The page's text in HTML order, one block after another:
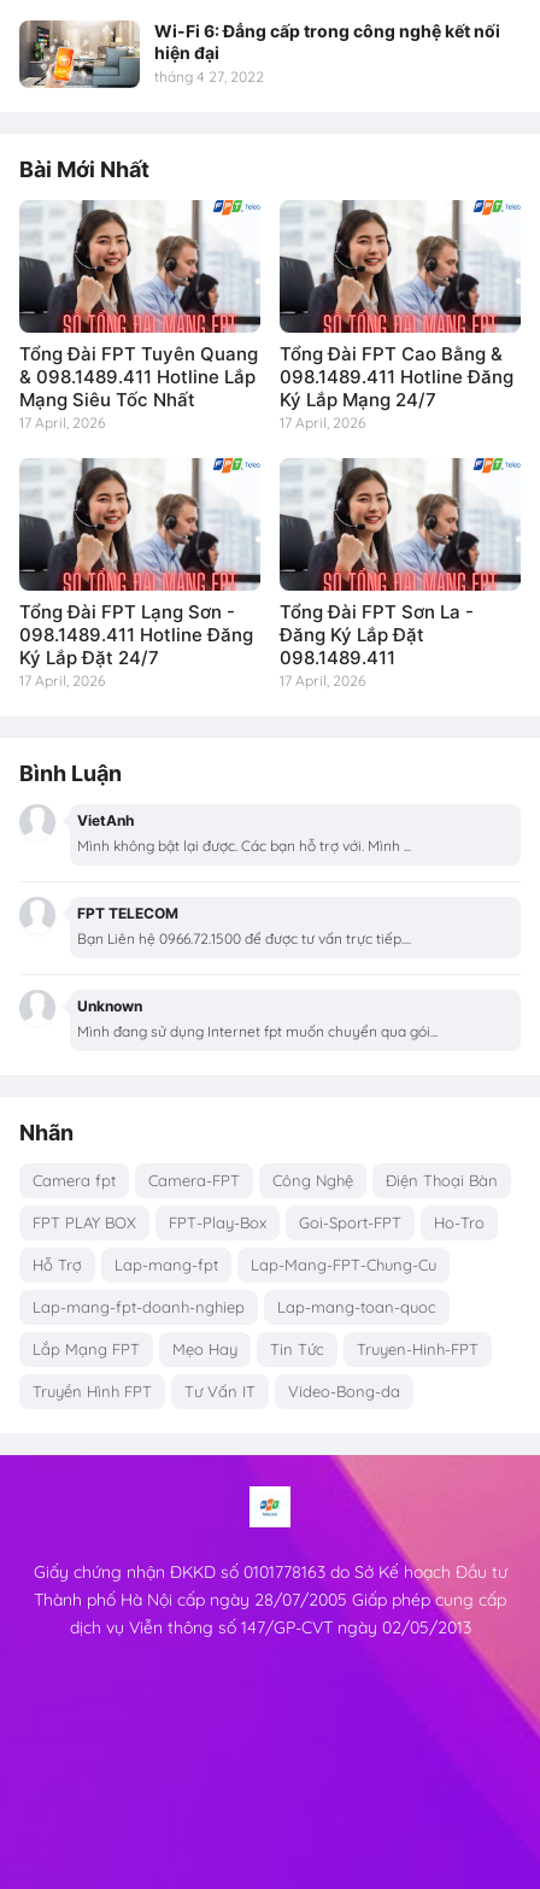
Wi-Fi 6: Đẳng cấp trong công nghệ kết nối
hiện đại
tháng 4 27, 2022
Bài Mới Nhất
Tổng Đài FPT Tuyên Quang
& 098.1489.411 Hotline Lắp
Mạng Siêu Tốc Nhất
17 April, 2026
Tổng Đài FPT Cao Bằng &
098.1489.411 Hotline Đăng
Ký Lắp Mạng 24/7
17 April, 2026
Tổng Đài FPT Lạng Sơn -
098.1489.411 Hotline Đăng
Ký Lắp Đặt 24/7
17 April, 2026
Tổng Đài FPT Sơn La -
Đăng Ký Lắp Đặt
098.1489.411
17 April, 2026
Bình Luận
VietAnh
Mình không bật lại được. Các bạn hỗ trợ với. Mình ...
FPT TELECOM
Bạn Liên hệ 0966.72.1500 để được tư vấn trực tiếp....
Unknown
Mình đang sử dụng Internet fpt muốn chuyển qua gói...
Nhãn
Camera fpt Camera-FPT Công Nghệ Điện Thoại Bàn
FPT PLAY BOX FPT-Play-Box Goi-Sport-FPT Ho-Tro
Hỗ Trợ Lap-mang-fpt Lap-Mang-FPT-Chung-Cu
Lap-mang-fpt-doanh-nghiep Lap-mang-toan-quoc
Lắp Mạng FPT Mẹo Hay Tin Tức Truyen-Hinh-FPT
Truyền Hình FPT Tư Vấn IT Video-Bong-da
Giấy chứng nhận ĐKKD số 0101778163 do Sở Kế hoạch Đầu tư
Thành phố Hà Nội cấp ngày 28/07/2005 Giấp phép cung cấp
dịch vụ Viễn thông số 147/GP-CVT ngày 02/05/2013